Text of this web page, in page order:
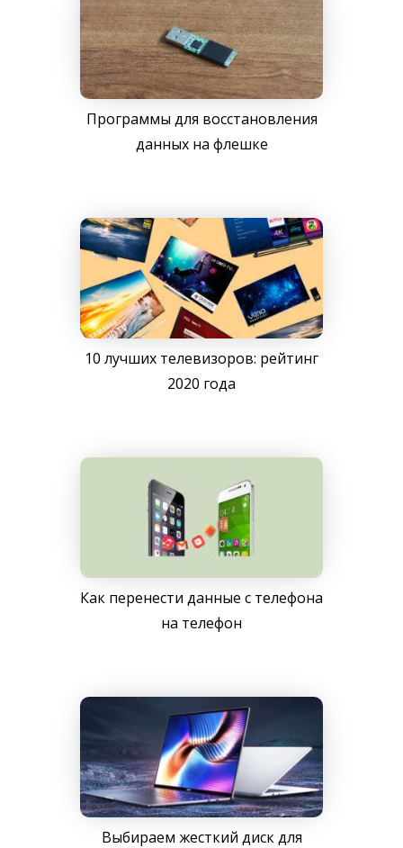
Программы для восстановления
данных на флешке
10 лучших телевизоров: рейтинг
2020 года
Как перенести данные с телефона
на телефон
Выбираем жесткий диск для